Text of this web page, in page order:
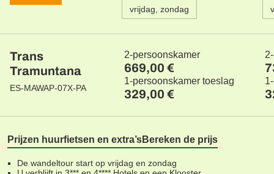
Trans
Tramuntana
ES-MAWAP-07X-PA
vrijdag, zondag
2-persoonskamer
669,00 €
1-persoonskamer toeslag
329,00 €
Prijzen huurfietsen en extra’sBereken de prijs
De wandeltour start op vrijdag en zondag